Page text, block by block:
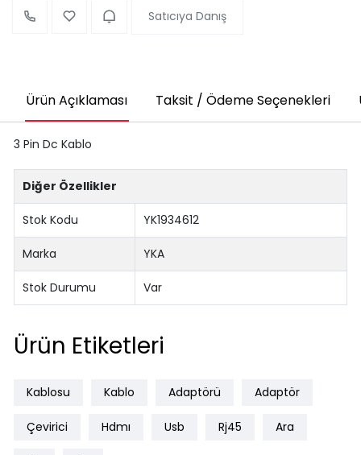
Satıcıya Danış
Ürün Açıklaması Taksit / Ödeme Seçenekleri
3 Pin Dc Kablo
Diğer Özellikler
Stok Kodu YK1934612
Marka YKA
Stok Durumu Var
Ürün Etiketleri
Kablosu Kablo Adaptörü Adaptör
Çevirici Hdmı Usb Rj45 Ara